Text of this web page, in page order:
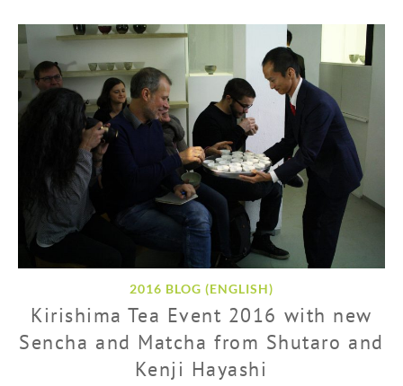
2016 BLOG (ENGLISH)
Kirishima Tea Event 2016 with new
Sencha and Matcha from Shutaro and
Kenji Hayashi